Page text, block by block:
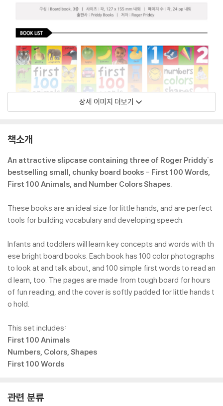
상세 이미지 더보기
책소개
An attractive slipcase containing three of Roger Priddy's
bestselling small, chunky board books - First 100 Words,
First 100 Animals, and Number Colors Shapes.
These books are an ideal size for little hands, and are perfect
tools for building vocabulary and developing speech.
Infants and toddlers will learn key concepts and words with th
ese bright board books. Each book has 100 color photographs
to look at and talk about, and 100 simple first words to read an
d learn, too. The pages are made from tough board for hours
of fun reading, and the cover is softly padded for little hands t
o hold.
This set includes:
First 100 Animals
Numbers, Colors, Shapes
First 100 Words
관련 분류